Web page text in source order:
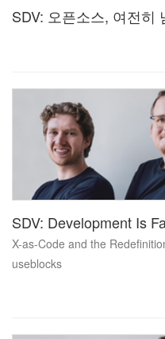
SDV: 오픈소스, 여전히
SDV: Development Is
X-as-Code and the
useblocks